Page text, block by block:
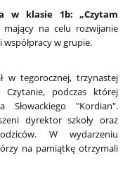
w klasie 1b: „Czytam
na celu rozwijanie
w grupie.
w tegorocznej, trzynastej
podczas której
Słowackiego "Kordian".
dyrektor szkoły oraz
W wydarzeniu
na pamiątkę otrzymali